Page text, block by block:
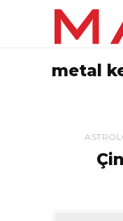
metal